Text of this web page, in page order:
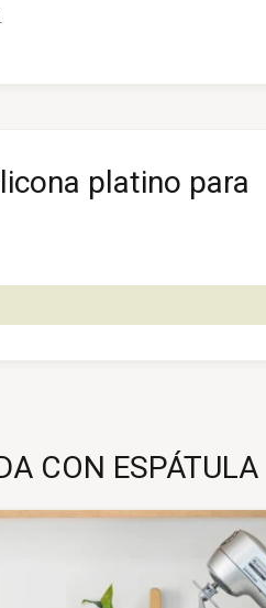
platino para
CON